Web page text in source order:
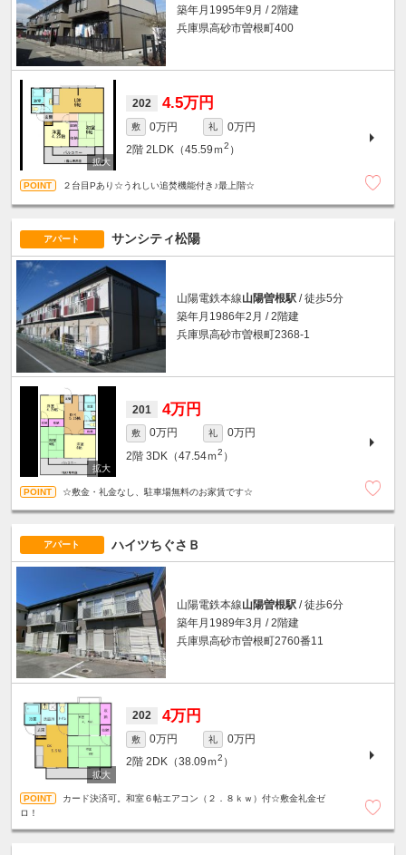
築年月1995年9月 / 2階建
兵庫県高砂市曽根町400
202 4.5万円
敷 0万円 礼
0万円
2階 2LDK（45.59ｍ2 ）
２台目Pあり☆うれしい追焚機能付き♪最上階☆
アパート サンシティ松陽
山陽電鉄本線山陽曽根駅 / 徒歩5分
築年月1986年2月 / 2階建
兵庫県高砂市曽根町2368-1
201 4万円
敷 0万円 礼
0万円
2階 3DK（47.54ｍ2 ）
☆敷金・礼金なし、駐車場無料のお家賃です☆
アパート ハイツちぐさＢ
山陽電鉄本線山陽曽根駅 / 徒歩6分
築年月1989年3月 / 2階建
兵庫県高砂市曽根町2760番11
202 4万円
敷 0万円 礼
0万円
2階 2DK（38.09ｍ2 ）
カード決済可。和室６帖エアコン（２．８ｋｗ）付☆敷金礼金ゼ
ロ！